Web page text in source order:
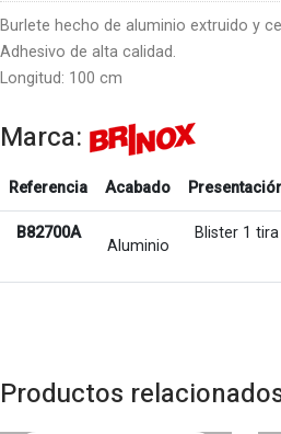
Burlete hecho de aluminio extruido y
Adhesivo de alta calidad.
Longitud: 100 cm
Marca:
Referencia Acabado
B82700A
Aluminio
Blister 1 tira
Productos